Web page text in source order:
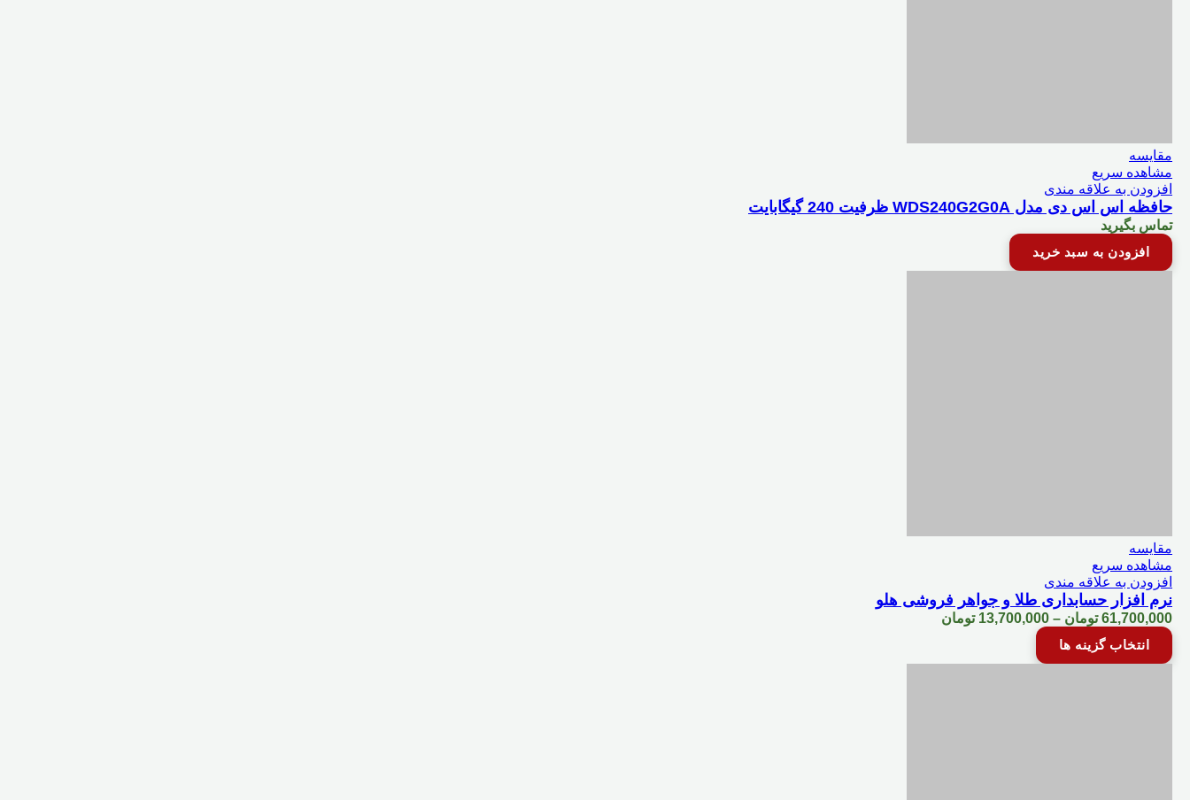
مقایسه
مشاهده سریع
افزودن به علاقه مندی
حافظه اس اس دی مدل WDS240G2G0A ظرفیت 240 گیگابایت
تماس بگیرید
افزودن به سبد خرید
مقایسه
مشاهده سریع
افزودن به علاقه مندی
نرم افزار حسابداری طلا و جواهر فروشی هلو
61,700,000 تومان –
13,700,000 تومان
through
انتخاب گزینه ها
این
محصول
دارای